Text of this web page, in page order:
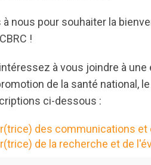
nous pour souhaiter la
!
à vous joindre à
de la santé national,
ci-dessous :
des communications et
de la recherche et de